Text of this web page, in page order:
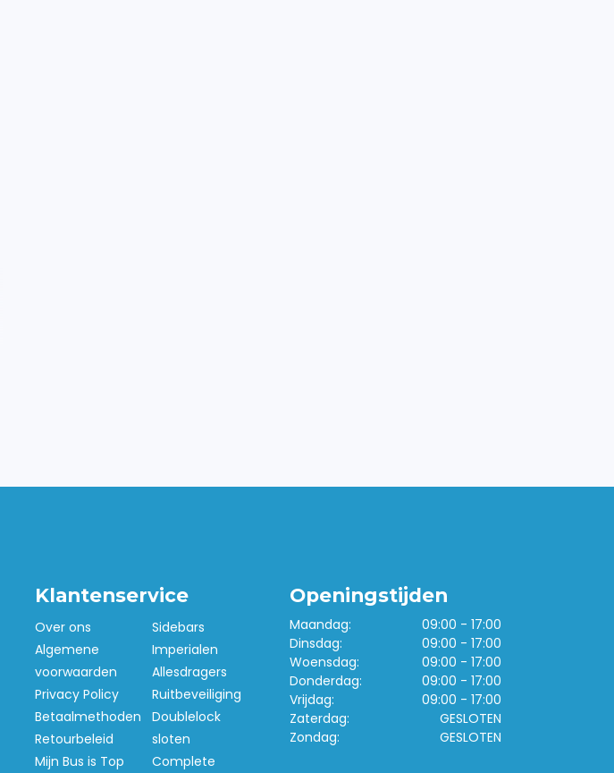
Klantenservice
Over ons
Algemene
voorwaarden
Privacy Policy
Betaalmethoden
Retourbeleid
Mijn Bus is Top
Sidebars
Imperialen
Allesdragers
Ruitbeveiliging
Doublelock
sloten
Complete
Openingstijden
Maandag:
09:00 - 17:00
Dinsdag:
09:00 - 17:00
Woensdag:
09:00 - 17:00
Donderdag:
09:00 - 17:00
Vrijdag:
09:00 - 17:00
Zaterdag:
GESLOTEN
Zondag:
GESLOTEN